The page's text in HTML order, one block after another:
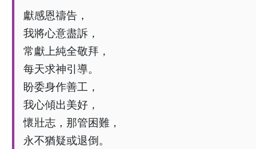
獻感恩禱告，
我將心意盡訴，
常獻上純全敬拜，
每天求神引導。
盼委身作善工，
我心傾出美好，
懷壯志，那管困難，
永不猶疑或退倒。